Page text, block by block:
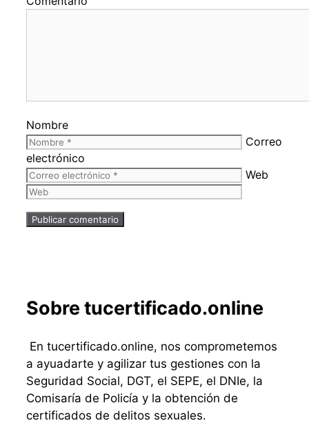
Nombre
Correo
electrónico
Web
Sobre tucertificado.online
En tucertificado.online, nos comprometemos
a ayuadarte y agilizar tus gestiones con la
Seguridad Social, DGT, el SEPE, el DNIe, la
Comisaría de Policía y la obtención de
certificados de delitos sexuales.